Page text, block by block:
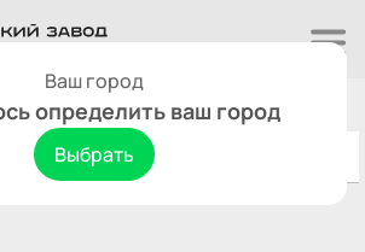
Ваш город
определить ваш город
Выбрать